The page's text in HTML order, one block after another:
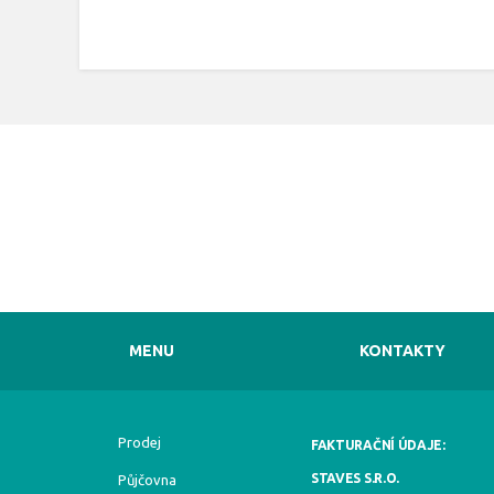
MENU KONTAKTY
Prodej
Půjčovna
FAKTURAČNÍ ÚDAJE:
STAVES S.R.O.